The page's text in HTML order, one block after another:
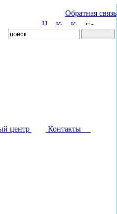
Обратная связь
центр Контакты